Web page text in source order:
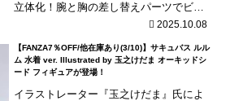
立体化！腕と胸の差し替えパーツでビキ
ニを外した状態にする事も可能！2025.10.08
【FANZA7％OFF/他在庫あり(3/10)】サキュバス ルル
ム 水着 ver. Illustrated by 玉之けだま オーキッドシ
ード フィギュアが登場！
イラストレーター『玉之けだま』氏によ